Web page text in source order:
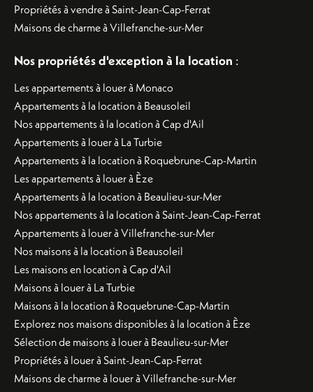
Propriétés à vendre à Saint-Jean-Cap-Ferrat
Maisons de charme à Villefranche-sur-Mer
Nos propriétés d'exception à la location :
Les appartements à louer à Monaco
Appartements à la location à Beausoleil
Nos appartements à la location à Cap d'Ail
Appartements à louer à La Turbie
Appartements à la location à Roquebrune-Cap-Martin
Les appartements à louer à Èze
Appartements à la location à Beaulieu-sur-Mer
Nos appartements à la location à Saint-Jean-Cap-Ferrat
Appartements à louer à Villefranche-sur-Mer
Nos maisons à la location à Beausoleil
Les maisons en location à Cap d'Ail
Maisons à louer à La Turbie
Maisons à la location à Roquebrune-Cap-Martin
Explorez nos maisons disponibles à la location à Èze
Sélection de maisons à louer à Beaulieu-sur-Mer
Propriétés à louer à Saint-Jean-Cap-Ferrat
Maisons de charme à louer à Villefranche-sur-Mer